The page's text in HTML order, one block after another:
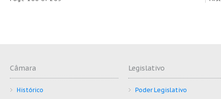
Câmara
Histórico
Legislativo
Poder Legislativo